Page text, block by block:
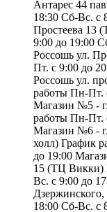
Антарес 44
18:30 Сб-Вс. с
Простеева 13
9:00 до 19:00
Россошь ул.
Пт. с 9:00 до
Россошь ул.
работы Пн-Пт.
Магазин №5 -
работы Пн-Пт.
Магазин №6 -
холл) График
до 19:00
15 (ТЦ Викки)
Вс. с 9:00 до
18:00 Сб-Вс. с